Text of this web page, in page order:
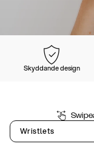
Skyddande design
Wristlets